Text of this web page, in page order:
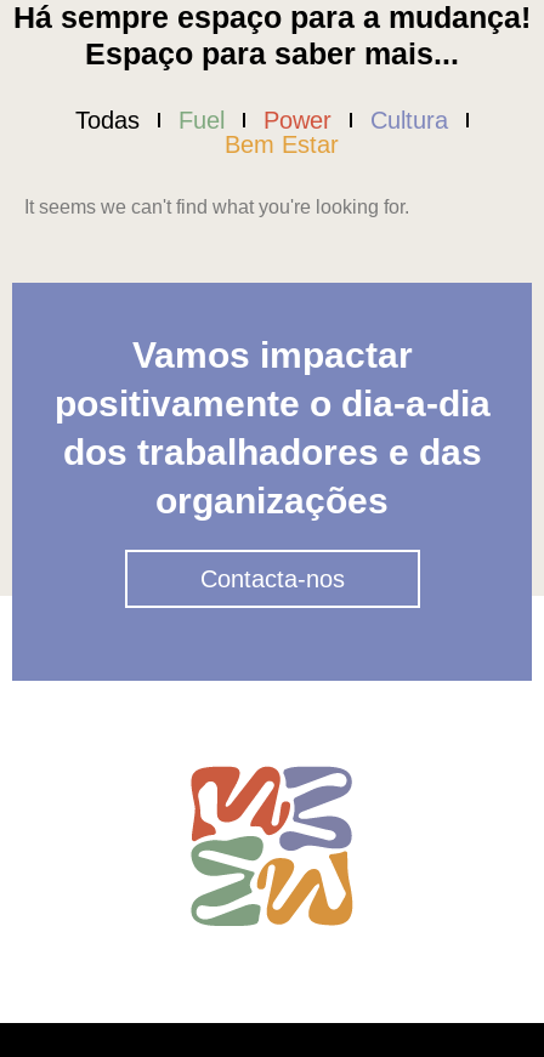
Há sempre espaço para a mudança!
Espaço para saber mais...
Todas Fuel Power
Cultura
Bem Estar
It seems we can't find what you're looking for.
Vamos impactar
positivamente o dia-a-dia
dos trabalhadores e das
organizações
Contacta-nos